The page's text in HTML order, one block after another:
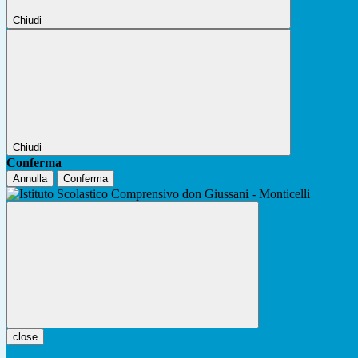
Chiudi
Chiudi
Conferma
Annulla Conferma
close